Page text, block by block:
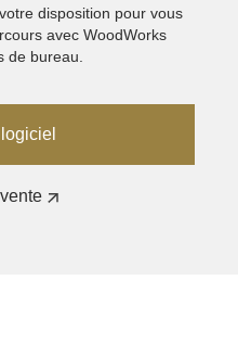
disposition pour vous
avec WoodWorks
de bureau.